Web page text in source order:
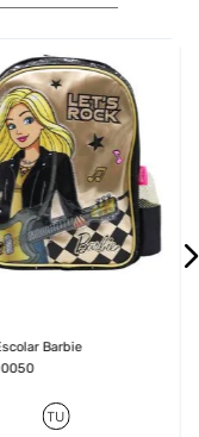
premiun
para el
estabilizador
tu bebé.
Barbie
TU